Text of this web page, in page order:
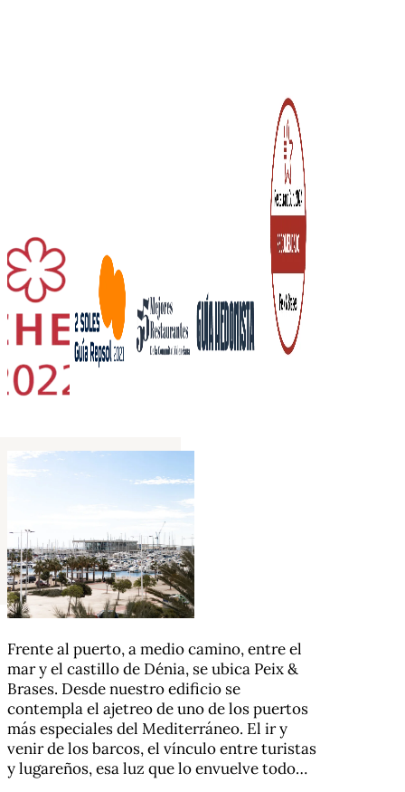
Frente al puerto, a medio camino, entre el
mar y el castillo de Dénia, se ubica Peix &
Brases. Desde nuestro edificio se
contempla el ajetreo de uno de los puertos
más especiales del Mediterráneo. El ir y
venir de los barcos, el vínculo entre turistas
y lugareños, esa luz que lo envuelve todo…